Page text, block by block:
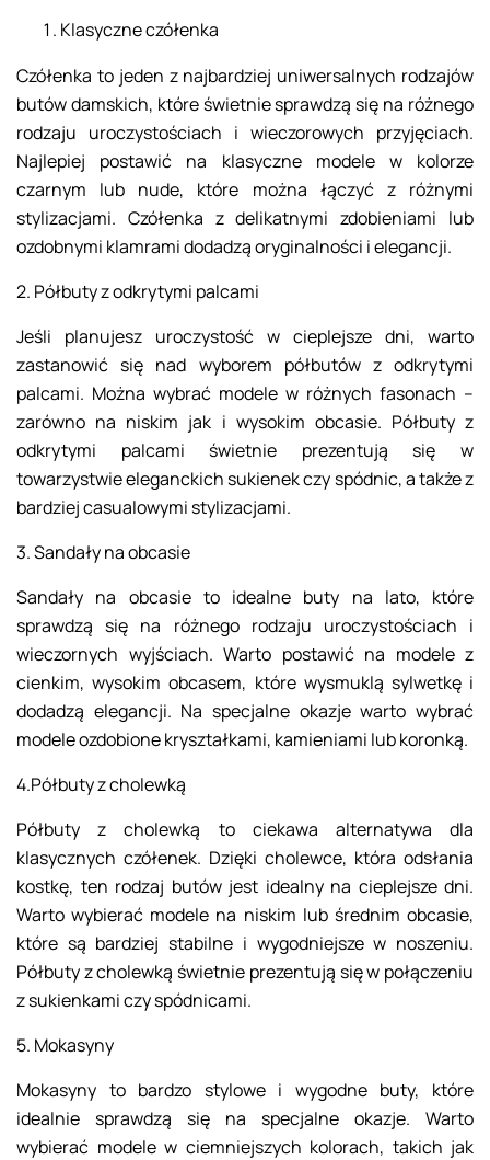
Klasyczne czółenka
Czółenka to jeden z najbardziej uniwersalnych rodzajów
butów damskich, które świetnie sprawdzą się na różnego
rodzaju uroczystościach i wieczorowych przyjęciach.
Najlepiej postawić na klasyczne modele w kolorze
czarnym lub nude, które można łączyć z różnymi
stylizacjami. Czółenka z delikatnymi zdobieniami lub
ozdobnymi klamrami dodadzą oryginalności i elegancji.
2. Półbuty z odkrytymi palcami
Jeśli planujesz uroczystość w cieplejsze dni, warto
zastanowić się nad wyborem półbutów z odkrytymi
palcami. Można wybrać modele w różnych fasonach –
zarówno na niskim jak i wysokim obcasie. Półbuty z
odkrytymi palcami świetnie prezentują się w
towarzystwie eleganckich sukienek czy spódnic, a także z
bardziej casualowymi stylizacjami.
3. Sandały na obcasie
Sandały na obcasie to idealne buty na lato, które
sprawdzą się na różnego rodzaju uroczystościach i
wieczornych wyjściach. Warto postawić na modele z
cienkim, wysokim obcasem, które wysmuklą sylwetkę i
dodadzą elegancji. Na specjalne okazje warto wybrać
modele ozdobione kryształkami, kamieniami lub koronką.
4.Półbuty z cholewką
Półbuty z cholewką to ciekawa alternatywa dla
klasycznych czółenek. Dzięki cholewce, która odsłania
kostkę, ten rodzaj butów jest idealny na cieplejsze dni.
Warto wybierać modele na niskim lub średnim obcasie,
które są bardziej stabilne i wygodniejsze w noszeniu.
Półbuty z cholewką świetnie prezentują się w połączeniu
z sukienkami czy spódnicami.
5. Mokasyny
Mokasyny to bardzo stylowe i wygodne buty, które
idealnie sprawdzą się na specjalne okazje. Warto
wybierać modele w ciemniejszych kolorach, takich jak